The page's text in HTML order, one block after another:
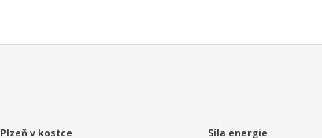
Plzeň v kostce
Síla energie